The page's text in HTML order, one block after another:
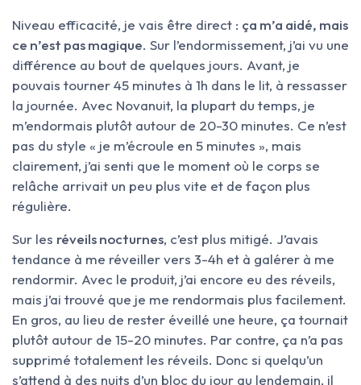
Niveau efficacité, je vais être direct : ça m’a aidé, mais
ce n’est pas magique. Sur l’endormissement, j’ai vu une
différence au bout de quelques jours. Avant, je
pouvais tourner 45 minutes à 1h dans le lit, à ressasser
la journée. Avec Novanuit, la plupart du temps, je
m’endormais plutôt autour de 20-30 minutes. Ce n’est
pas du style « je m’écroule en 5 minutes », mais
clairement, j’ai senti que le moment où le corps se
relâche arrivait un peu plus vite et de façon plus
régulière.
Sur les réveils nocturnes, c’est plus mitigé. J’avais
tendance à me réveiller vers 3-4h et à galérer à me
rendormir. Avec le produit, j’ai encore eu des réveils,
mais j’ai trouvé que je me rendormais plus facilement.
En gros, au lieu de rester éveillé une heure, ça tournait
plutôt autour de 15-20 minutes. Par contre, ça n’a pas
supprimé totalement les réveils. Donc si quelqu’un
s’attend à des nuits d’un bloc du jour au lendemain, il